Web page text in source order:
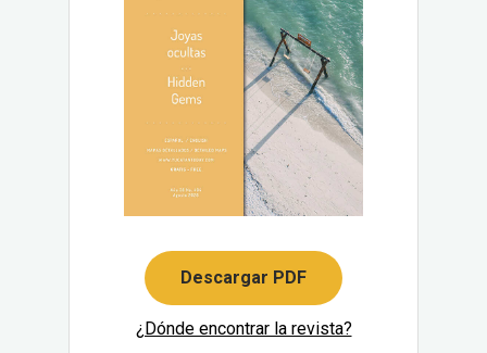
Descargar PDF
¿Dónde encontrar la revista?